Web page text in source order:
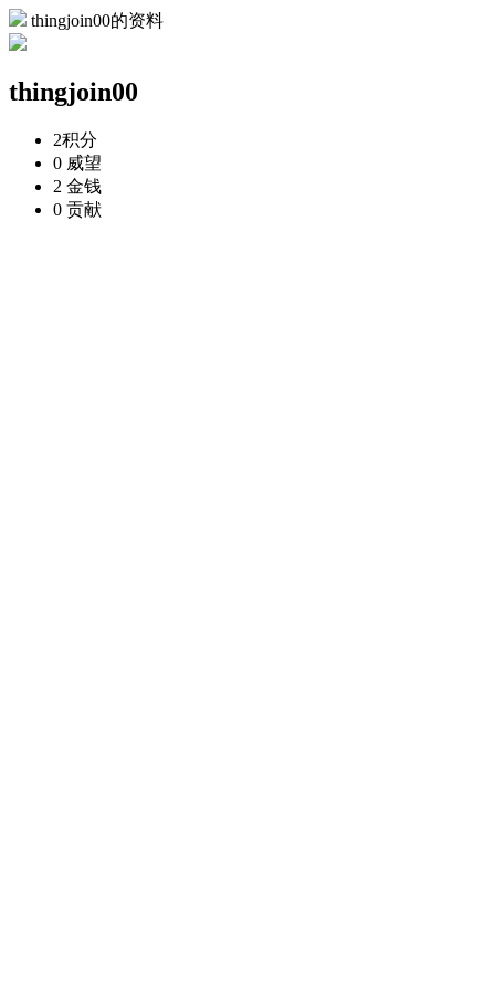
thingjoin00的资料
thingjoin00
2积分
0 威望
2 金钱
0 贡献